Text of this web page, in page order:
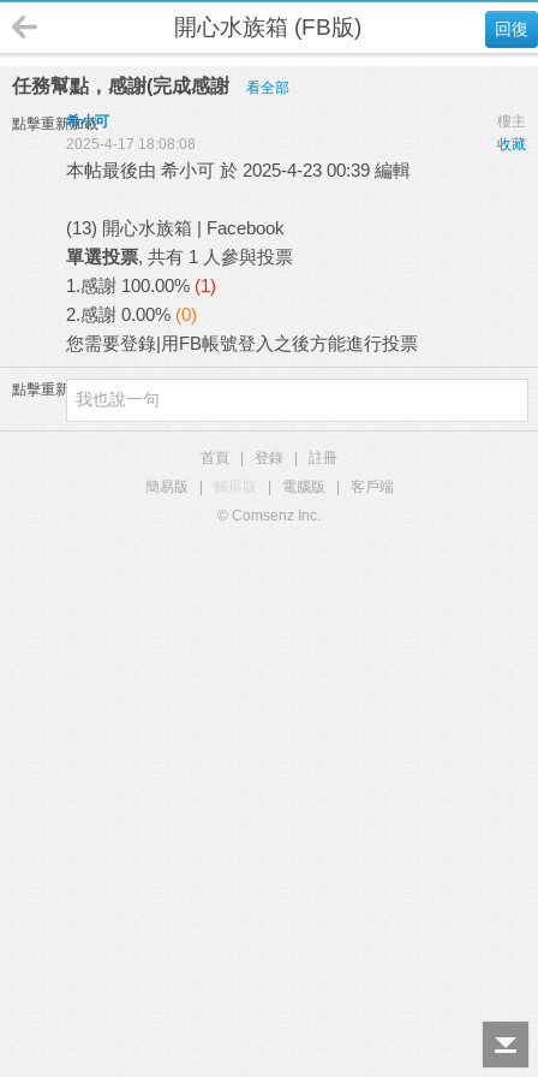
回復
開心水族箱 (FB版)
任務幫點，感謝(完成感謝 看全部
點擊重新加載 樓主
希小可
收藏
2025-4-17 18:08:08
本帖最後由 希小可 於 2025-4-23 00:39 編輯
(13) 開心水族箱 | Facebook
單選投票, 共有 1 人參與投票
1.感謝 100.00% (1)
2.感謝 0.00% (0)
您需要登錄|用FB帳號登入 之後方能進行投票
點擊重新加載
首頁 登錄
註冊
簡易版
觸屏版 電腦版
客戶端
© Comsenz Inc.